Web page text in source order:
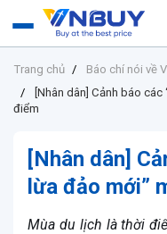
Trang chủ
Báo chí nói về
[Nhân dân] Cảnh báo
điểm
[Nhân dân]
lừa đảo mới”
Mùa du lịch là thời